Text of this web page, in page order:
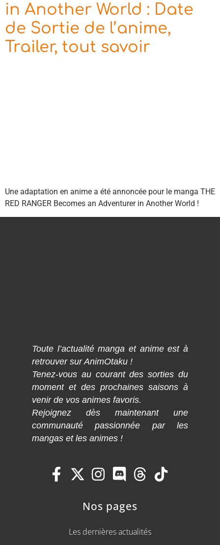
in Another World : Date
de Sortie de l’anime,
Trailer, tout savoir
Une adaptation en anime a été annoncée pour le manga THE
RED RANGER Becomes an Adventurer in Another World !
Toute l’actualité manga et anime est à
retrouver sur AnimOtaku !
Tenez-vous au courant des sorties du
moment et des prochaines saisons à
venir de vos animes favoris.
Rejoignez dès maintenant une
communauté passionnée par les
mangas et les animes !
Nos pages
Les dernières actualités